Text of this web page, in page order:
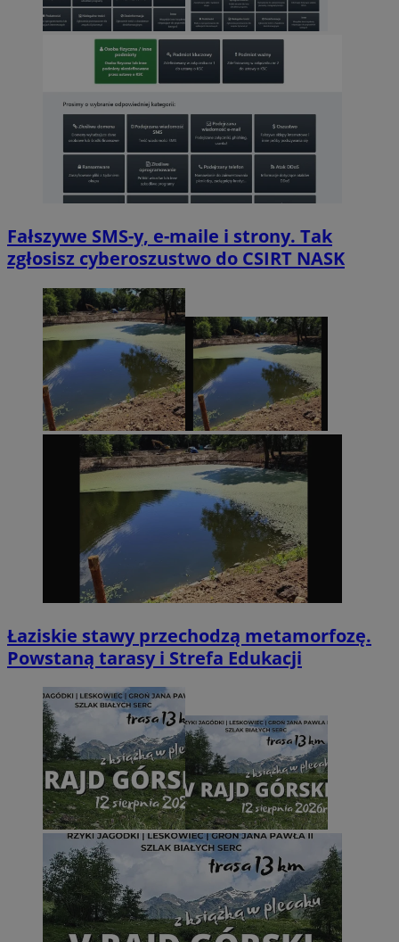
Fałszywe SMS-y, e-maile i strony. Tak
zgłosisz cyberoszustwo do CSIRT NASK
Łaziskie stawy przechodzą metamorfozę.
Powstaną tarasy i Strefa Edukacji